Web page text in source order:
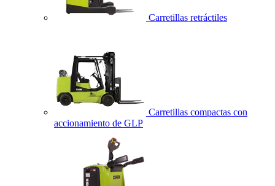
Carretillas retráctiles
Carretillas compactas con
accionamiento de GLP